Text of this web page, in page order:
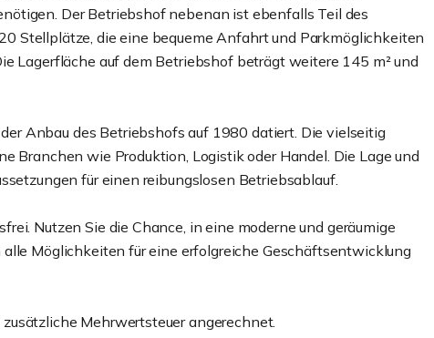
Der Betriebshof nebenan ist ebenfalls Teil des
Stellplätze, die eine bequeme Anfahrt und Parkmöglichkeiten
Lagerfläche auf dem Betriebshof beträgt weitere 145 m² und
Anbau des Betriebshofs auf 1980 datiert. Die vielseitig
Branchen wie Produktion, Logistik oder Handel. Die Lage und
für einen reibungslosen Betriebsablauf.
Nutzen Sie die Chance, in eine moderne und geräumige
Möglichkeiten für eine erfolgreiche Geschäftsentwicklung
Mehrwertsteuer angerechnet.